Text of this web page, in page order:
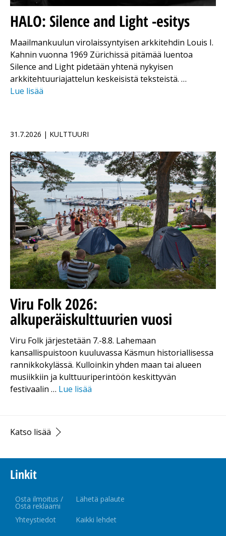
HALO: Silence and Light -esitys
Maailmankuulun virolaissyntyisen arkkitehdin Louis I.
Kahnin vuonna 1969 Zürichissä pitämää luentoa
Silence and Light pidetään yhtenä nykyisen
arkkitehtuuriajattelun keskeisistä teksteistä. …
Lue lisää
31.7.2026 | KULTTUURI
Viru Folk 2026:
alkuperäiskulttuurien vuosi
Viru Folk järjestetään 7.-8.8. Lahemaan
kansallispuistoon kuuluvassa Käsmun historiallisessa
rannikkokylässä. Kulloinkin yhden maan tai alueen
musiikkiin ja kulttuuriperintöön keskittyvän
festivaalin … Lue lisää
Katso lisää
Linkit
Osta ilmoitus /
Osta reklaami
Lähetä palaute
Yhteystiedot Kaikki lehdet